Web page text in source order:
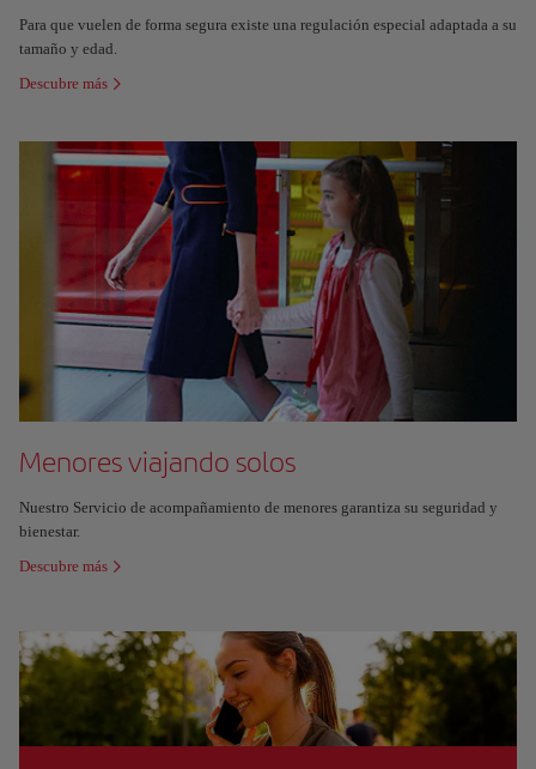
Para que vuelen de forma segura existe una regulación especial adaptada a su
tamaño y edad.
Descubre más
Menores viajando solos
Nuestro Servicio de acompañamiento de menores garantiza su seguridad y
bienestar.
Descubre más